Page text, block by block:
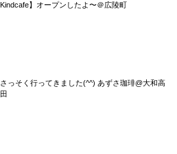
Kindcafe】オープンしたよ〜＠広陵町
さっそく行ってきました(^^) あずさ珈琲@大和高
田